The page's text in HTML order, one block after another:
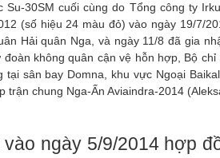
Su-30SM cuối cùng do Tổng công ty
(số hiệu 24 màu đỏ) vào ngày 19/7/
Hải quân Nga, và ngày 11/8 đã gia
không quân cận vệ hỗn hợp, Bộ
tại sân bay Domna, khu vực Ngoại
trận chung Nga-Ấn Aviaindra-2014
ngày 5/9/2014 hợp